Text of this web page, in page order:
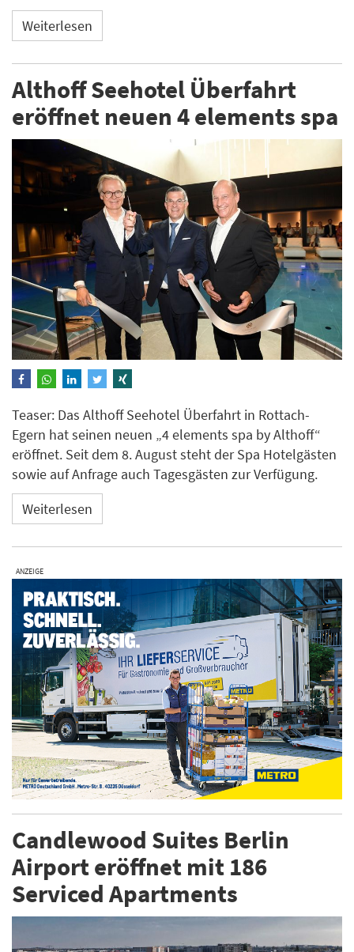
Weiterlesen
Althoff Seehotel Überfahrt
eröffnet neuen 4 elements spa
Teaser: Das Althoff Seehotel Überfahrt in Rottach-
Egern hat seinen neuen „4 elements spa by Althoff“
eröffnet. Seit dem 8. August steht der Spa Hotelgästen
sowie auf Anfrage auch Tagesgästen zur Verfügung.
Weiterlesen
ANZEIGE
Candlewood Suites Berlin
Airport eröffnet mit 186
Serviced Apartments